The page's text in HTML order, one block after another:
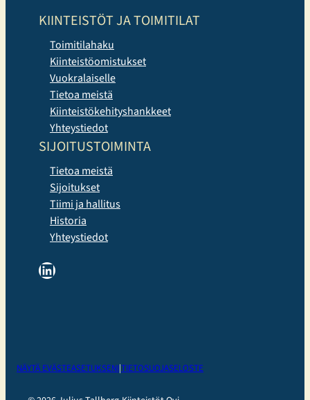
KIINTEISTÖT JA TOIMITILAT
Toimitilahaku
Kiinteistöomistukset
Vuokralaiselle
Tietoa meistä
Kiinteistökehityshankkeet
Yhteystiedot
SIJOITUSTOIMINTA
Tietoa meistä
Sijoitukset
Tiimi ja hallitus
Historia
Yhteystiedot
LinkedIn
NÄYTÄ EVÄSTEASETUKSENI|TIETOSUOJASELOSTE